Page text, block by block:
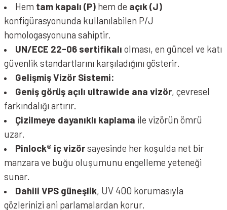
Hem tam kapalı (P) hem de açık (J)
konfigürasyonunda kullanılabilen P/J
homologasyonuna sahiptir.
UN/ECE 22-06 sertifikalı olması, en güncel ve katı
güvenlik standartlarını karşıladığını gösterir.
Gelişmiş Vizör Sistemi:
Geniş görüş açılı ultrawide ana vizör, çevresel
farkındalığı artırır.
Çizilmeye dayanıklı kaplama ile vizörün ömrü
uzar.
Pinlock® iç vizörsayesinde her koşulda net bir
manzara ve buğu oluşumunu engelleme yeteneği
sunar.
Dahili VPS güneşlik, UV 400 korumasıyla
gözlerinizi ani parlamalardan korur.